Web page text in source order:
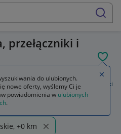
szukaj
przełączniki i
Panele sterowania, przełączniki
przełączniki
+0 km
do ulubionych.
nowe oferty, wyślemy Ci je
powiadomienia w ulubionych
.